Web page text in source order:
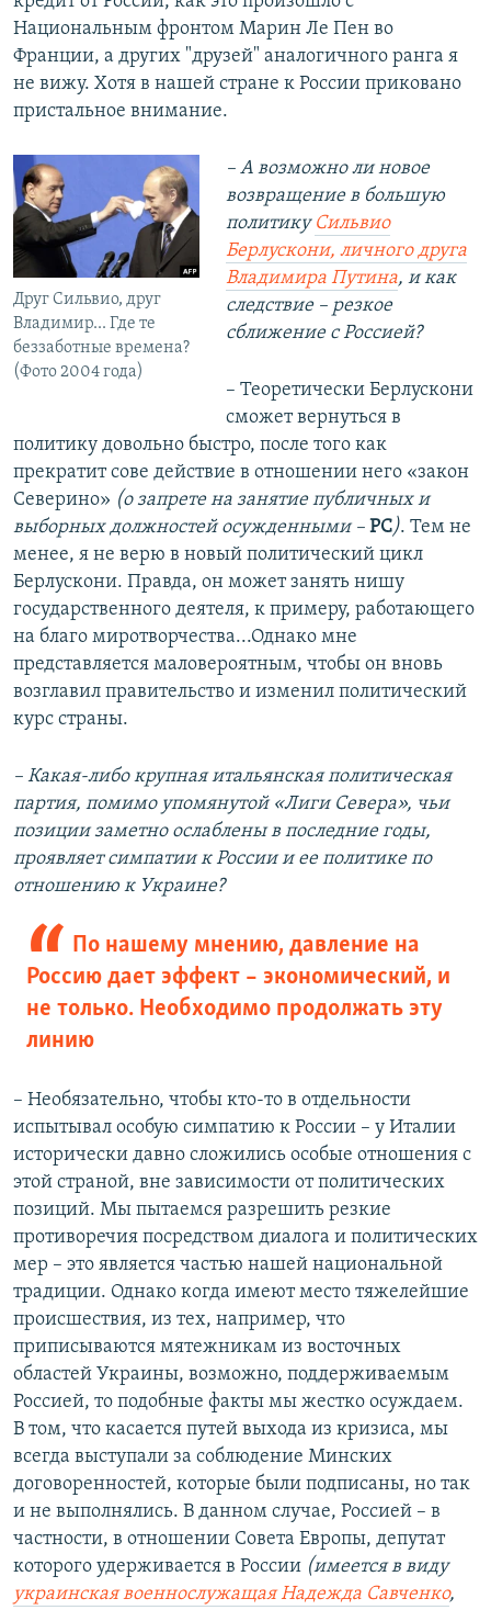
Национальным фронтом Марин Ле Пен во
Франции, а других "друзей" аналогичного ранга я
не вижу. Хотя в нашей стране к России приковано
пристальное внимание.
Друг Сильвио, друг
Владимир... Где те
беззаботные времена?
(Фото 2004 года)
– А возможно ли новое
возвращение в большую
политику Сильвио
Берлускони, личного друга
Владимира Путина, и как
следствие – резкое
сближение с Россией?
– Теоретически Берлускони
сможет вернуться в
политику довольно быстро, после того как
прекратит сове действие в отношении него «закон
Северино» (о запрете на занятие публичных и
выборных должностей осужденными – РС). Тем не
менее, я не верю в новый политический цикл
Берлускони. Правда, он может занять нишу
государственного деятеля, к примеру, работающего
на благо миротворчества...Однако мне
представляется маловероятным, чтобы он вновь
возглавил правительство и изменил политический
курс страны.
– Какая-либо крупная итальянская политическая
партия, помимо упомянутой «Лиги Севера», чьи
позиции заметно ослаблены в последние годы,
проявляет симпатии к России и ее политике по
отношению к Украине?
По нашему мнению, давление на
Россию дает эффект – экономический, и
не только. Необходимо продолжать эту
линию
– Необязательно, чтобы кто-то в отдельности
испытывал особую симпатию к России – у Италии
исторически давно сложились особые отношения с
этой страной, вне зависимости от политических
позиций. Мы пытаемся разрешить резкие
противоречия посредством диалога и политических
мер – это является частью нашей национальной
традиции. Однако когда имеют место тяжелейшие
происшествия, из тех, например, что
приписываются мятежникам из восточных
областей Украины, возможно, поддерживаемым
Россией, то подобные факты мы жестко осуждаем.
В том, что касается путей выхода из кризиса, мы
всегда выступали за соблюдение Минских
договоренностей, которые были подписаны, но так
и не выполнялись. В данном случае, Россией – в
частности, в отношении Совета Европы, депутат
которого удерживается в России (имеется в виду
украинская военнослужащая Надежда Савченко,